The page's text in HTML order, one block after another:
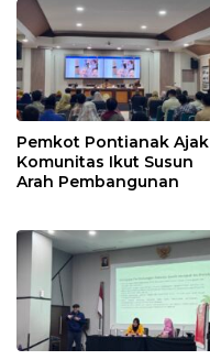
Pemkot Pontianak Ajak
Komunitas Ikut Susun
Arah Pembangunan